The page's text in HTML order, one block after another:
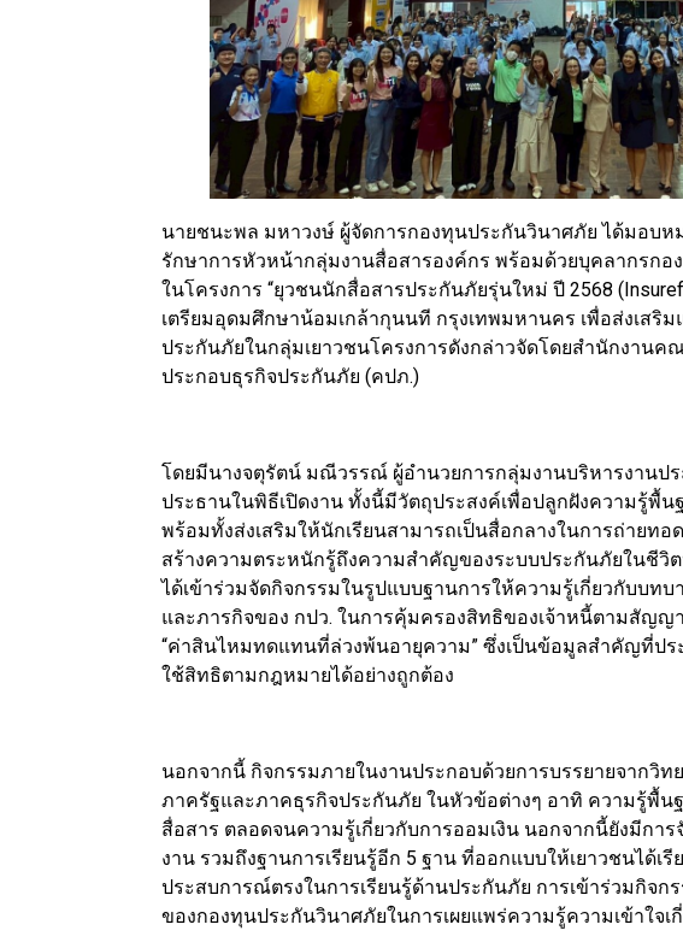
นายชนะพล มหาวงษ์ ผู้จัดการกองทุนประกันวินาศภัย ได้มอบห
รักษาการหัวหน้ากลุ่มงานสื่อสารองค์กร พร้อมด้วยบุคลากรกอ
ในโครงการ “ยุวชนนักสื่อสารประกันภัยรุ่นใหม่ ปี 2568
เตรียมอุดมศึกษาน้อมเกล้ากุนนที กรุงเทพมหานคร เพื่อส่งเสริ
ประกันภัยในกลุ่มเยาวชนโครงการดังกล่าวจัดโดยสำนักงานค
ประกอบธุรกิจประกันภัย (คปภ.)
โดยมีนางจตุรัตน์ มณีวรรณ์ ผู้อำนวยการกลุ่มงานบริหารงานป
ประธานในพิธีเปิดงาน ทั้งนี้มีวัตถุประสงค์เพื่อปลูกฝังความรู้พื้น
พร้อมทั้งส่งเสริมให้นักเรียนสามารถเป็นสื่อกลางในการถ่ายท
สร้างความตระหนักรู้ถึงความสำคัญของระบบประกันภัยในชีวิ
ได้เข้าร่วมจัดกิจกรรมในรูปแบบฐานการให้ความรู้เกี่ยวกับบท
และภารกิจของ กปว. ในการคุ้มครองสิทธิของเจ้าหนี้ตามสัญญ
“ค่าสินไหมทดแทนที่ล่วงพ้นอายุความ” ซึ่งเป็นข้อมูลสำคัญที่ปร
ใช้สิทธิตามกฎหมายได้อย่างถูกต้อง
นอกจากนี้ กิจกรรมภายในงานประกอบด้วยการบรรยายจากวิ
ภาครัฐและภาคธุรกิจประกันภัย ในหัวข้อต่างๆ อาทิ ความรู้พื้น
สื่อสาร ตลอดจนความรู้เกี่ยวกับการออมเงิน นอกจากนี้ยังมีก
งาน รวมถึงฐานการเรียนรู้อีก 5 ฐาน ที่ออกแบบให้เยาวชนได้เ
ประสบการณ์ตรงในการเรียนรู้ด้านประกันภัย การเข้าร่วมกิจ
ของกองทุนประกันวินาศภัยในการเผยแพร่ความรู้ความเข้าใจ